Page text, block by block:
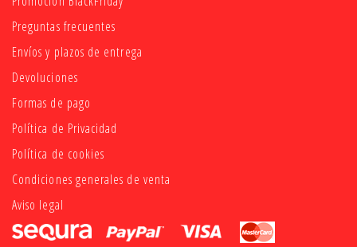
Preguntas frecuentes
Envíos y plazos de entrega
Devoluciones
Formas de pago
Política de Privacidad
Política de cookies
Condiciones generales de venta
Aviso legal